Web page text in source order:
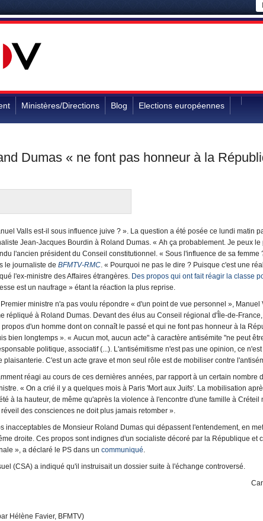
Ministères/Directions Blog Elections européennes
Dumas « ne font pas honneur à la
Valls est-il sous influence juive ? ». La question a été posée ce lundi matin
Jean-Jacques Bourdin à Roland Dumas. « Ah ça probablement. Je peux le
l'ancien président du Conseil constitutionnel. « Sous l'influence de sa femme
le journaliste de BFMTV-RMC. « Pourquoi ne pas le dire ? Puisque c'est une
l'ex-ministre des Affaires étrangères. Des propos qui ont fait réagir la classe
est un naufrage » étant la réaction la plus reprise.
ministre n'a pas voulu répondre « d'un point de vue personnel », Manuel
répliqué à Roland Dumas. Devant des élus au Conseil régional d'Île-de-
propos d'un homme dont on connaît le passé et qui ne font pas honneur à la
bien longtemps ». « Aucun mot, aucun acte" à caractère antisémite "ne peut
politique, associatif (...). L'antisémitisme n'est pas une opinion, ce
plaisanterie. C'est un acte grave et mon seul rôle est de mobiliser contre
réagi au cours de ces dernières années, par rapport à un certain nombre
« On a crié il y a quelques mois à Paris 'Mort aux Juifs'. La mobilisation
à la hauteur, de même qu'après la violence à l'encontre d'une famille à Créteil
des consciences ne doit plus jamais retomber ».
inacceptables de Monsieur Roland Dumas qui dépassent l'entendement, en
droite. Ces propos sont indignes d'un socialiste décoré par la République et
», a déclaré le PS dans un communiqué.
(CSA) a indiqué qu'il instruisait un dossier suite à l'échange controversé.
Hélène Favier, BFMTV)